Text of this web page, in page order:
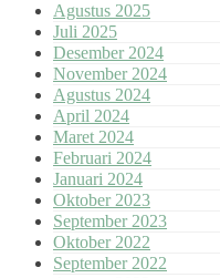
Agustus 2025
Juli 2025
Desember 2024
November 2024
Agustus 2024
April 2024
Maret 2024
Februari 2024
Januari 2024
Oktober 2023
September 2023
Oktober 2022
September 2022